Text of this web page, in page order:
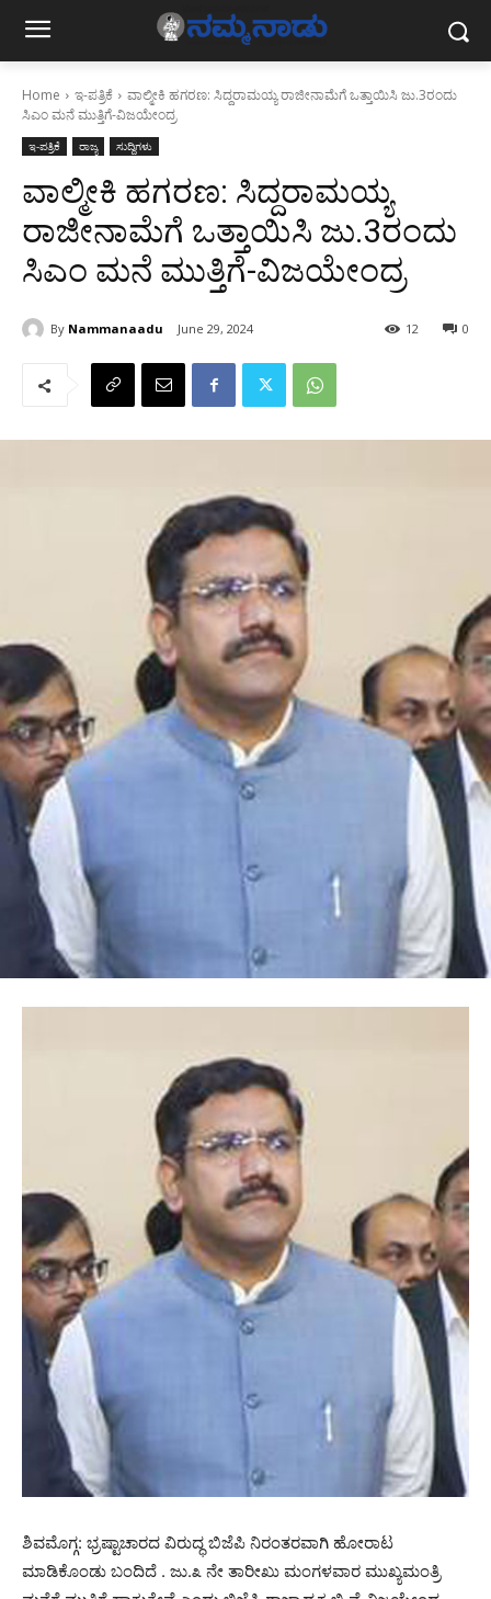
Home ಇ-ಪತ್ರಿಕೆ
ವಾಲ್ಮೀಕಿ ಹಗರಣ: ಸಿದ್ದರಾಮಯ್ಯ ರಾಜೀನಾಮೆಗೆ ಒತ್ತಾಯಿಸಿ ಜು.3ರಂದು
ಸಿಎಂ ಮನೆ ಮುತ್ತಿಗೆ-ವಿಜಯೇಂದ್ರ
ಇ-ಪತ್ರಿಕೆ ರಾಜ್ಯ ಸುದ್ದಿಗಳು
ವಾಲ್ಮೀಕಿ ಹಗರಣ: ಸಿದ್ದರಾಮಯ್ಯ
ರಾಜೀನಾಮೆಗೆ ಒತ್ತಾಯಿಸಿ ಜು.3ರಂದು
ಸಿಎಂ ಮನೆ ಮುತ್ತಿಗೆ-ವಿಜಯೇಂದ್ರ
By Nammanaadu June 29, 2024 0
12
ಶಿವಮೊಗ್ಗ: ಭ್ರಷ್ಟಾಚಾರದ ವಿರುದ್ಧ ಬಿಜೆಪಿ ನಿರಂತರವಾಗಿ ಹೋರಾಟ
ಮಾಡಿಕೊಂಡು ಬಂದಿದೆ . ಜು.೩ ನೇ ತಾರೀಖು ಮಂಗಳವಾರ ಮುಖ್ಯಮಂತ್ರಿ